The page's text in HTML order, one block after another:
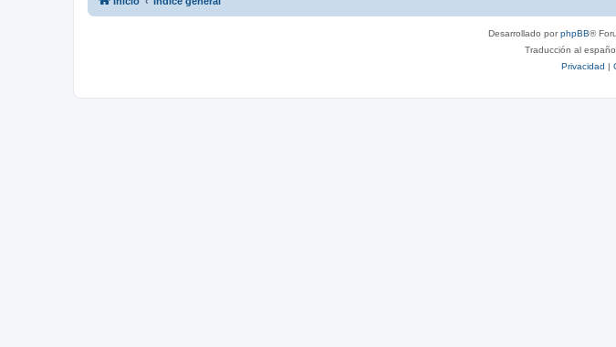
Desarrollado porphpBB®
Traducción al
Privacidad |